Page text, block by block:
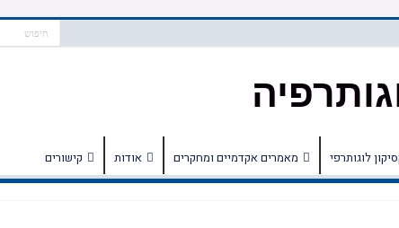
לוגותרפי מאמרים אקדמיים ומחקרים אודות קישורים